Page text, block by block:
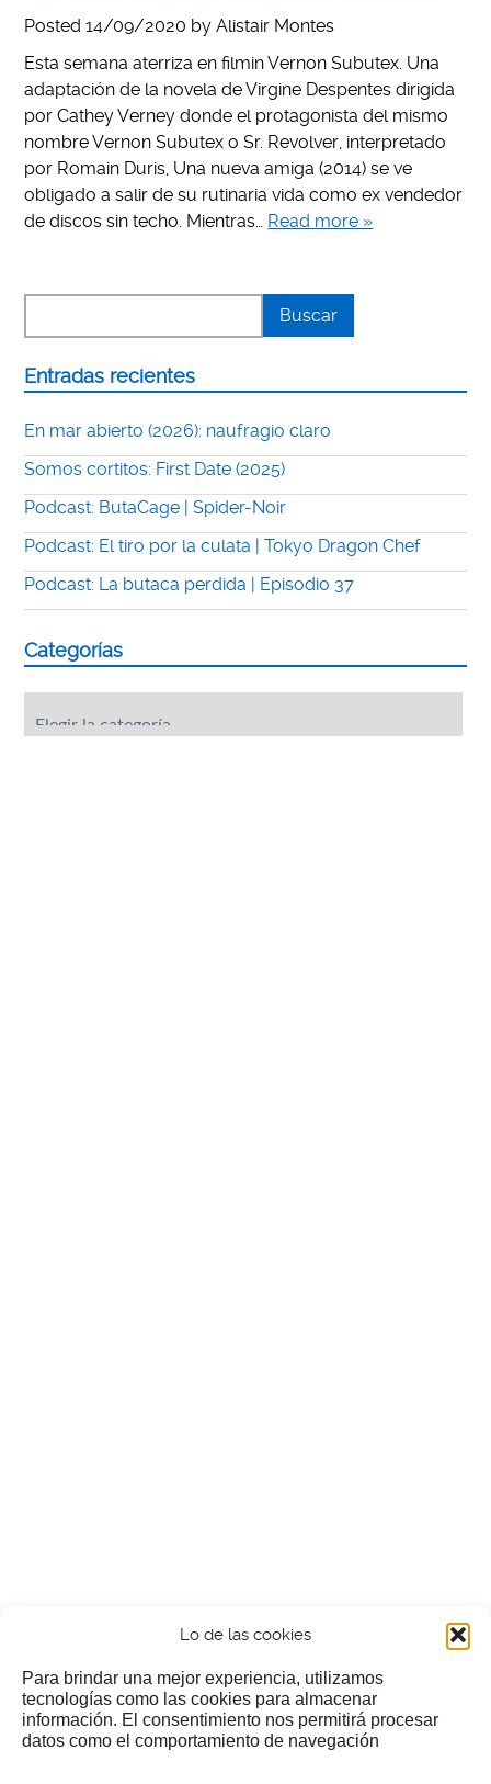
Lo de las cookies
Para brindar una mejor experiencia, utilizamos
tecnologías como las cookies para almacenar
información. El consentimiento nos permitirá procesar
datos como el comportamiento de navegación
Posted14/09/2020 byAlistair Montes
Esta semana aterriza en filmin Vernon Subutex. Una
adaptación de la novela de Virgine Despentes dirigida
por Cathey Verney donde el protagonista del mismo
nombre Vernon Subutex o Sr. Revolver, interpretado
por Romain Duris, Una nueva amiga (2014) se ve
obligado a salir de su rutinaria vida como ex vendedor
de discos sin techo. Mientras… Read more »
Entradas recientes
En mar abierto (2026): naufragio claro
Somos cortitos: First Date (2025)
Podcast: ButaCage | Spider-Noir
Podcast: El tiro por la culata | Tokyo Dragon Chef
Podcast: La butaca perdida | Episodio 37
Categorías
¿Nos invitas a un cafecillo?